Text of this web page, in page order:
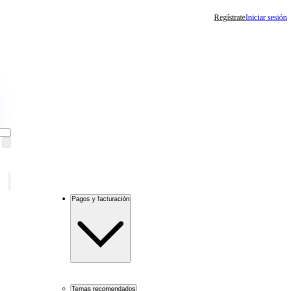
RegístrateIniciar sesión
Pagos y facturación
Temas recomendados